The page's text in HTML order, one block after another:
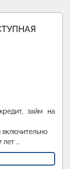
займ на
лет …